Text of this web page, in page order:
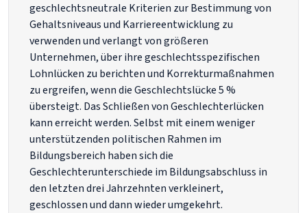
geschlechtsneutrale Kriterien zur Bestimmung von
Gehaltsniveaus und Karriereentwicklung zu
verwenden und verlangt von größeren
Unternehmen, über ihre geschlechtsspezifischen
Lohnlücken zu berichten und Korrekturmaßnahmen
zu ergreifen, wenn die Geschlechtslücke 5 %
übersteigt. Das Schließen von Geschlechterlücken
kann erreicht werden. Selbst mit einem weniger
unterstützenden politischen Rahmen im
Bildungsbereich haben sich die
Geschlechterunterschiede im Bildungsabschluss in
den letzten drei Jahrzehnten verkleinert,
geschlossen und dann wieder umgekehrt.